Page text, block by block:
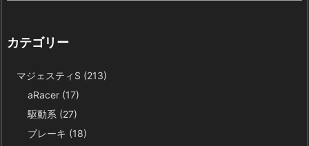
カテゴリー
マジェスティS (213)
aRacer (17)
駆動系 (27)
ブレーキ (18)